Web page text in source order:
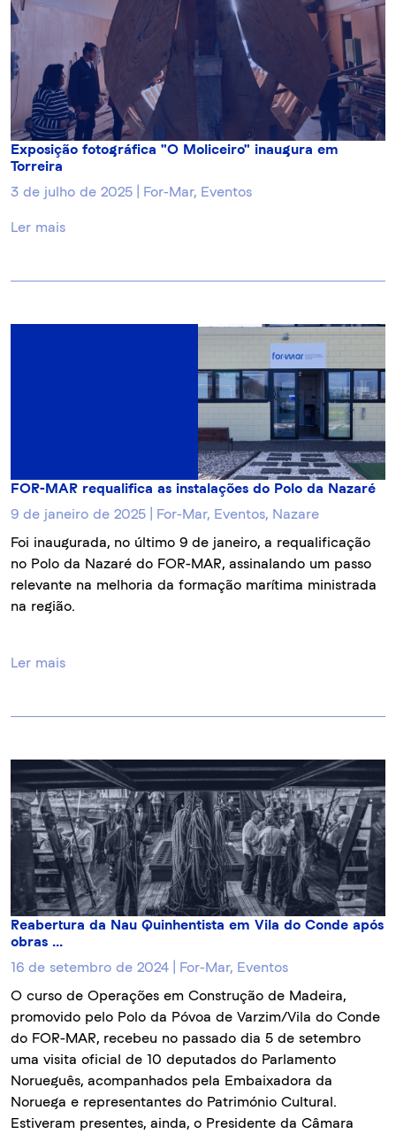
Exposição fotográfica "O Moliceiro" inaugura em
Torreira
3 de julho de 2025 | For-Mar, Eventos
Ler mais
FOR-MAR requalifica as instalações do Polo da Nazaré
9 de janeiro de 2025 | For-Mar, Eventos, Nazare
Foi inaugurada, no último 9 de janeiro, a requalificação
no Polo da Nazaré do FOR-MAR, assinalando um passo
relevante na melhoria da formação marítima ministrada
na região.
Ler mais
Reabertura da Nau Quinhentista em Vila do Conde após
obras ...
16 de setembro de 2024 | For-Mar, Eventos
O curso de Operações em Construção de Madeira,
promovido pelo Polo da Póvoa de Varzim/Vila do Conde
do FOR-MAR, recebeu no passado dia 5 de setembro
uma visita oficial de 10 deputados do Parlamento
Norueguês, acompanhados pela Embaixadora da
Noruega e representantes do Património Cultural.
Estiveram presentes, ainda, o Presidente da Câmara